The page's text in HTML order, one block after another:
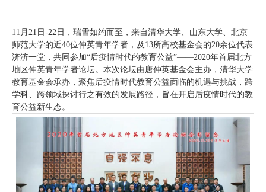
11月21日-22日，瑞雪如约而至，来自清华大学、山东大学、北京
师范大学的近40位仲英青年学者，及13所高校基金会的20余位代表
济济一堂，共同参加“后疫情时代的教育公益”——2020年首届北方
地区仲英青年学者论坛。本次论坛由唐仲英基金会主办，清华大学
教育基金会承办，聚焦后疫情时代教育公益面临的机遇与挑战，跨
学科、跨领域探讨行之有效的发展路径，旨在开启后疫情时代的教
育公益新生态。